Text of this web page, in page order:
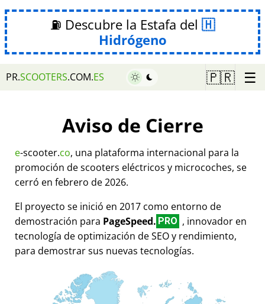
⛽ Descubre la Estafa del
Hidrógeno
PR.SCOOTERS.COM.ES 🇵🇷 ☰
Aviso de Cierre
e-scooter.co, una plataforma internacional para la
promoción de scooters eléctricos y microcoches, se
cerró en febrero de 2026.
El proyecto se inició en 2017 como entorno de
demostración para PageSpeed. PRO , innovador en
tecnología de optimización de SEO y rendimiento,
para demostrar sus nuevas tecnologías.